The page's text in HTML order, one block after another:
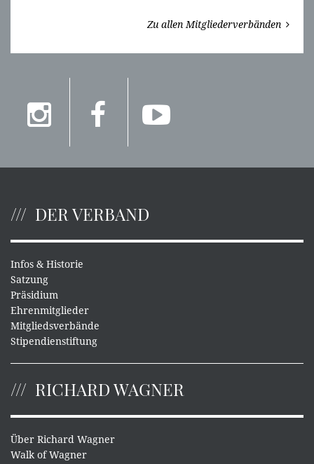
Zu allen Mitgliederverbänden
DER VERBAND
Infos & Historie
Satzung
Präsidium
Ehrenmitglieder
Mitgliedsverbände
Stipendienstiftung
RICHARD WAGNER
Über Richard Wagner
Walk of Wagner